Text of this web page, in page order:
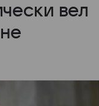
вел